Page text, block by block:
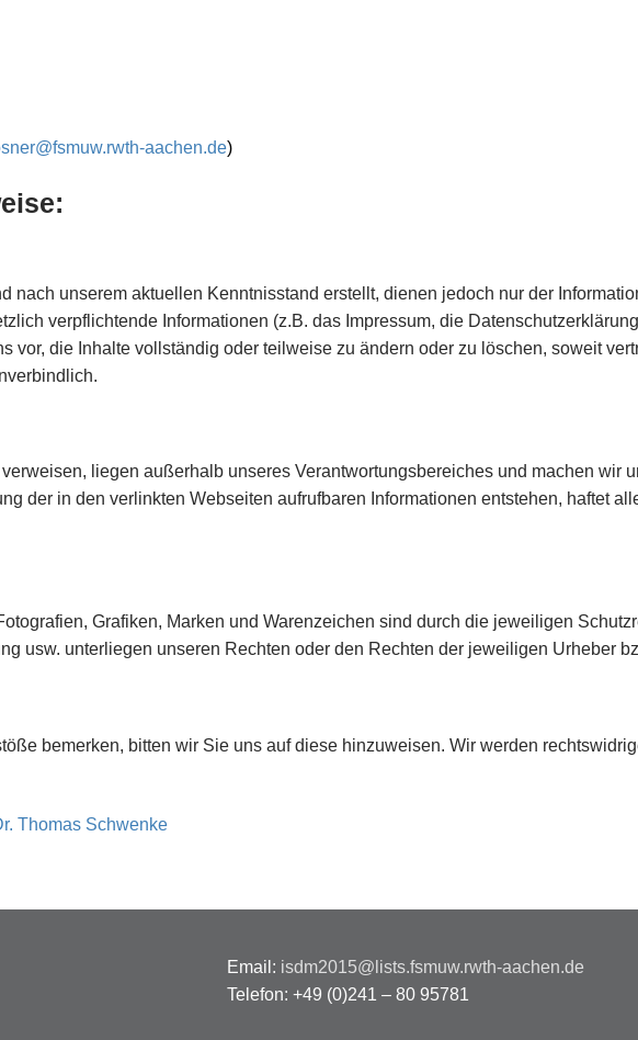
aachen.de)
nach unserem aktuellen Kenntnisstand erstellt, dienen jedoch nur der
verpflichtende Informationen (z.B. das Impressum, die
vor, die Inhalte vollständig oder teilweise zu ändern oder zu löschen, soweit
liegen außerhalb unseres Verantwortungsbereiches und machen wir
der in den verlinkten Webseiten aufrufbaren Informationen entstehen, haftet
Grafiken, Marken und Warenzeichen sind durch die jeweiligen
usw. unterliegen unseren Rechten oder den Rechten der jeweiligen Urheber
bemerken, bitten wir Sie uns auf diese hinzuweisen. Wir werden
Thomas Schwenke
Email: isdm2015@lists.fsmuw.rwth-aachen.de
Telefon: +49 (0)241 – 80 95781